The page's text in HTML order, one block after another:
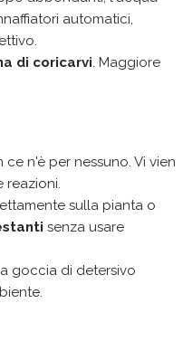
automatici,
di coricarvi. Maggiore
ce n'è per nessuno. Vi vien
reazioni.
sulla pianta o
senza usare
goccia di detersivo